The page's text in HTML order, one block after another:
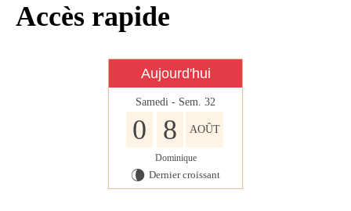
Faverolles Infos – Format
numérique
Séjourner à Faverolles
Nos Partenaires
Accès rapide
Aujourd'hui
Samedi - Sem. 32
0 8 AOÛT
Dominique
V Dernier croissant